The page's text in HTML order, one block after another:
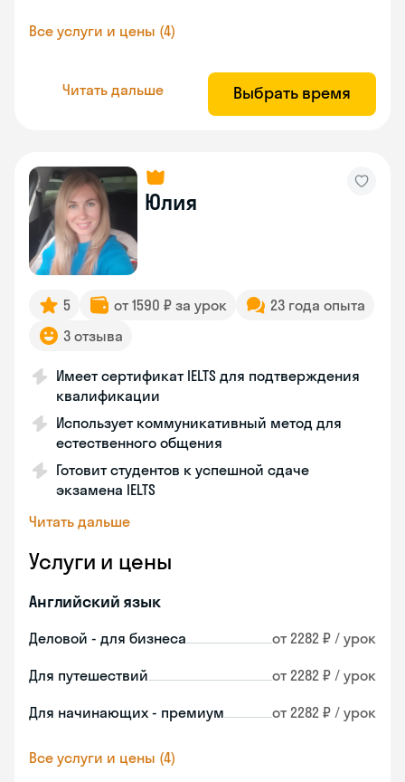
Все услуги и цены (4)
Читать дальше Выбрать время
Юлия
5 от 1590 ₽ за урок
23 года опыта
3 отзыва
Имеет сертификат IELTS для подтверждения
квалификации
Использует коммуникативный метод для
естественного общения
Готовит студентов к успешной сдаче
экзамена IELTS
Читать дальше
Услуги и цены
Английский язык
Деловой - для бизнеса от 2282 ₽ / урок
Для путешествий от 2282 ₽ / урок
Для начинающих - премиум от 2282 ₽ / урок
Все услуги и цены (4)